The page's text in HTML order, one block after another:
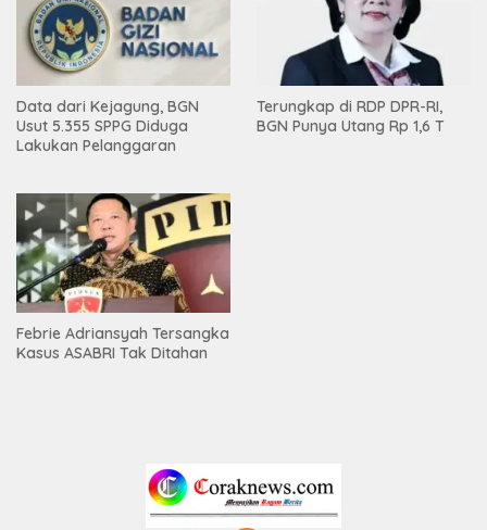
Data dari Kejagung, BGN
Usut 5.355 SPPG Diduga
Lakukan Pelanggaran
Terungkap di RDP DPR-RI,
BGN Punya Utang Rp 1,6 T
Febrie Adriansyah Tersangka
Kasus ASABRI Tak Ditahan